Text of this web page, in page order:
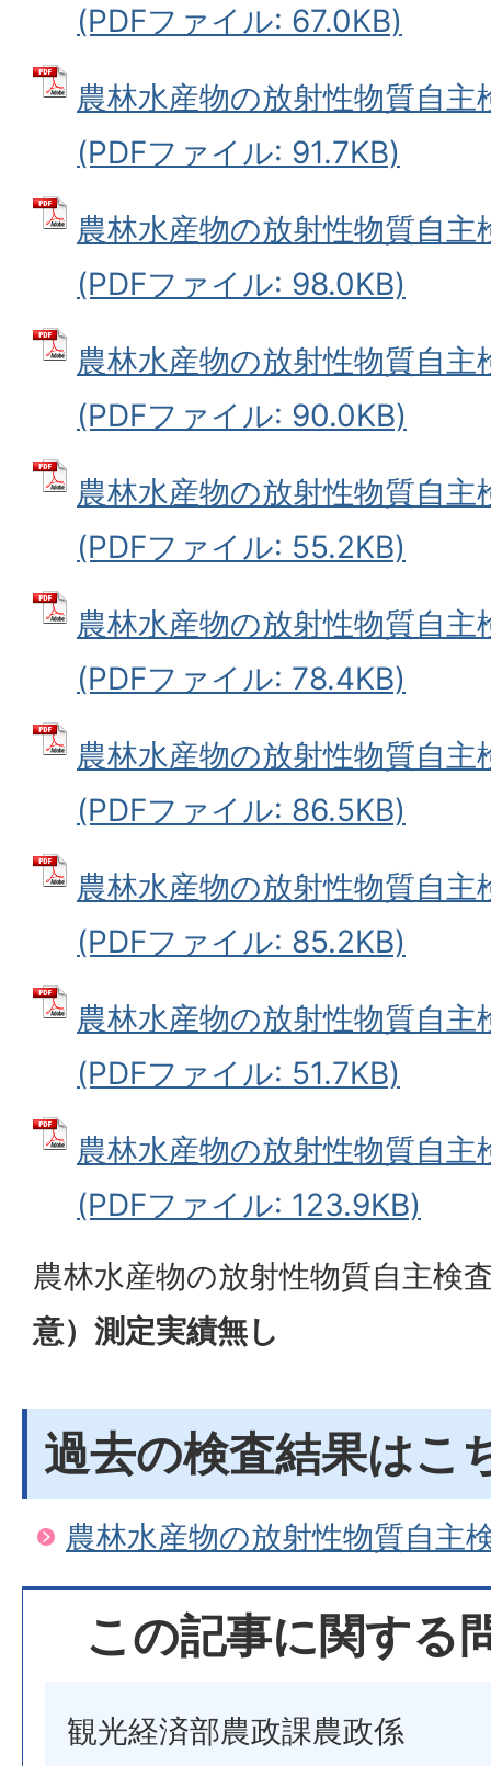
(PDFファイル: 67.0KB)
農林水産物の放射性物質自主
(PDFファイル: 91.7KB)
農林水産物の放射性物質自
(PDFファイル: 98.0KB)
農林水産物の放射性物質自
(PDFファイル: 90.0KB)
農林水産物の放射性物質自主
(PDFファイル: 55.2KB)
農林水産物の放射性物質自
(PDFファイル: 78.4KB)
農林水産物の放射性物質自
(PDFファイル: 86.5KB)
農林水産物の放射性物質自
(PDFファイル: 85.2KB)
農林水産物の放射性物質自
(PDFファイル: 51.7KB)
農林水産物の放射性物質自
(PDFファイル: 123.9KB)
農林水産物の放射性物質自主検
意）測定実績無し
過去の検査結果はこ
農林水産物の放射性物質自主
この記事に関する
観光経済部農政課農政係